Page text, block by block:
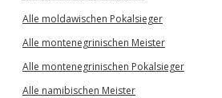
Alle moldawischen Pokalsieger
Alle montenegrinischen Meister
Alle montenegrinischen Pokalsieger
Alle namibischen Meister